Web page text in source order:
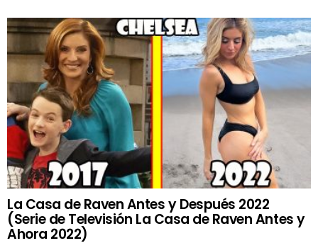
La Casa de Raven Antes y Después 2022
(Serie de Televisión La Casa de Raven Antes y
Ahora 2022)